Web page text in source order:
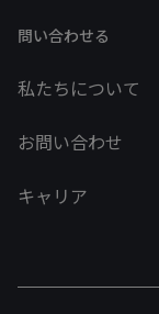
問い合わせる
私たちについて
お問い合わせ
キャリア